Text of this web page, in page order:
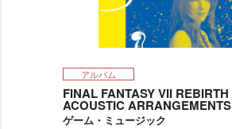
アルバム
FINAL FANTASY VII REBIRTH
ACOUSTIC ARRANGEMENTS
ゲーム・ミュージック